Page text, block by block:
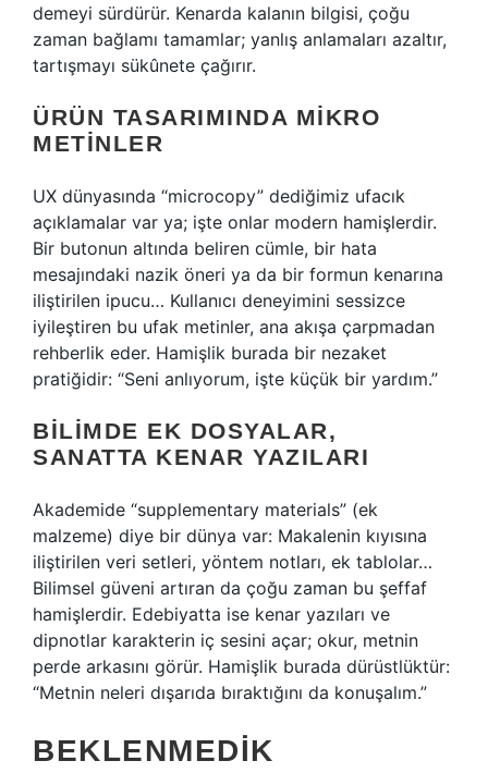
demeyi sürdürür. Kenarda kalanın bilgisi, çoğu
zaman bağlamı tamamlar; yanlış anlamaları azaltır,
tartışmayı sükûnete çağırır.
ÜRÜN TASARIMINDA MIKRO
METINLER
UX dünyasında “microcopy” dediğimiz ufacık
açıklamalar var ya; işte onlar modern hamişlerdir.
Bir butonun altında beliren cümle, bir hata
mesajındaki nazik öneri ya da bir formun kenarına
iliştirilen ipucu… Kullanıcı deneyimini sessizce
iyileştiren bu ufak metinler, ana akışa çarpmadan
rehberlik eder. Hamişlik burada bir nezaket
pratiğidir: “Seni anlıyorum, işte küçük bir yardım.”
BILIMDE EK DOSYALAR,
SANATTA KENAR YAZILARI
Akademide “supplementary materials” (ek
malzeme) diye bir dünya var: Makalenin kıyısına
iliştirilen veri setleri, yöntem notları, ek tablolar…
Bilimsel güveni artıran da çoğu zaman bu şeffaf
hamişlerdir. Edebiyatta ise kenar yazıları ve
dipnotlar karakterin iç sesini açar; okur, metnin
perde arkasını görür. Hamişlik burada dürüstlüktür:
“Metnin neleri dışarıda bıraktığını da konuşalım.”
BEKLENMEDIK